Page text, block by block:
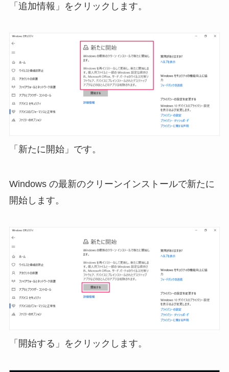
「追加情報」をクリックします。
「新たに開始」です。
Windows の最新のクリーンインストールで新たに
開始します。
「開始する」をクリックします。